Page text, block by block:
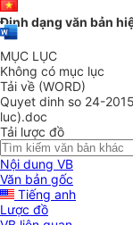
Định dạng văn bản
MỤC LỤC
Không có mục lục
Tải về (WORD)
Quyet dinh so 24-
luc).doc
Tải lược đồ
Nội dung VB
Văn bản gốc
Tiếng anh
Lược đồ